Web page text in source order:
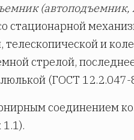
стационарной
телескопической и
стрелой,
(ГОСТ 12.2.047-
соединением